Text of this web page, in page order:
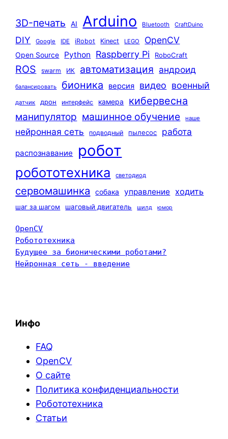
3D-печать AI Arduino Bluetooth CraftDuino
DIY Google IDE iRobot Kinect LEGO OpenCV
Open Source Python Raspberry Pi RoboCraft
ROS swarm ИК автоматизация андроид
балансировать бионика версия видео военный
датчик дрон интерфейс камера кибервесна
манипулятор машинное обучение наше
нейронная сеть подводный пылесос работа
распознавание робот
робототехника светодиод
сервомашинка собака управление ходить
шаг за шагом шаговый двигатель шилд юмор
OpenCV
Робототехника
Будущее за бионическими роботами?
Нейронная сеть - введение
Инфо
FAQ
OpenCV
О сайте
Политика конфиденциальности
Робототехника
Статьи